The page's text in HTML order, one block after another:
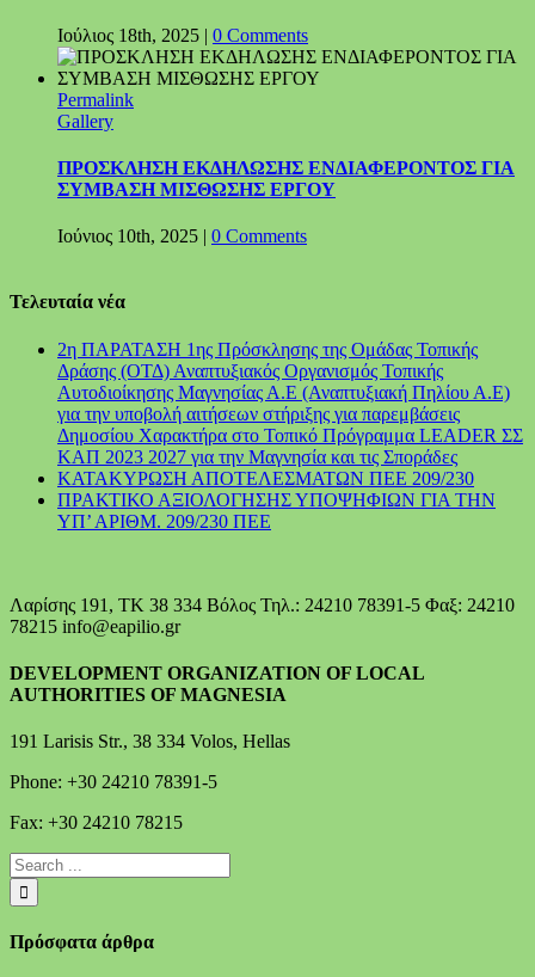
Ιούλιος 18th, 2025 | 0 Comments
Permalink
Gallery
ΠΡΟΣΚΛΗΣΗ ΕΚΔΗΛΩΣΗΣ ΕΝΔΙΑΦΕΡΟΝΤΟΣ ΓΙΑ
ΣΥΜΒΑΣΗ ΜΙΣΘΩΣΗΣ ΕΡΓΟΥ
Ιούνιος 10th, 2025 | 0 Comments
Τελευταία νέα
2η ΠΑΡΑΤΑΣΗ 1ης Πρόσκλησης της Ομάδας Τοπικής
Δράσης (ΟΤΔ) Αναπτυξιακός Οργανισμός Τοπικής
Αυτοδιοίκησης Μαγνησίας Α.Ε (Αναπτυξιακή Πηλίου Α.Ε)
για την υποβολή αιτήσεων στήριξης για παρεμβάσεις
Δημοσίου Χαρακτήρα στο Τοπικό Πρόγραμμα LEADER ΣΣ
ΚΑΠ 2023 2027 για την Μαγνησία και τις Σποράδες
ΚΑΤΑΚΥΡΩΣΗ ΑΠΟΤΕΛΕΣΜΑΤΩΝ ΠΕΕ 209/230
ΠΡΑΚΤΙΚΟ ΑΞΙΟΛΟΓΗΣΗΣ ΥΠΟΨΗΦΙΩΝ ΓΙΑ ΤΗΝ
ΥΠ’ ΑΡΙΘΜ. 209/230 ΠΕΕ
Λαρίσης 191, ΤΚ 38 334 Βόλος Τηλ.: 24210 78391-5 Φαξ: 24210
78215 info@eapilio.gr
DEVELOPMENT ORGANIZATION OF LOCAL
AUTHORITIES OF MAGNESIA
191 Larisis Str., 38 334 Volos, Hellas
Phone: +30 24210 78391-5
Fax: +30 24210 78215
Πρόσφατα άρθρα